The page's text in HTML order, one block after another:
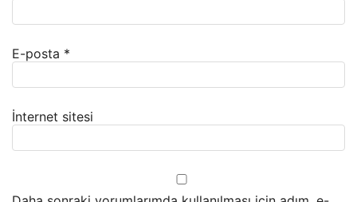
E-posta *
İnternet sitesi